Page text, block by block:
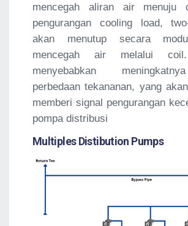
mencegah aliran air menuju
pengurangan cooling load,
akan menutup secara
mencegah air melalui
menyebabkan
perbedaan tekananan, yang
memberi signal pengurangan
pompa distribusi
Multiples Distibution Pumps